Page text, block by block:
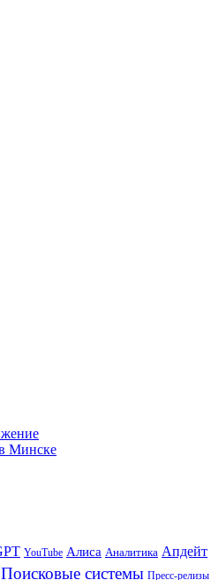
Минске
YouTube Алиса Аналитика Апдейт
Поисковые системы Пресс-релизы